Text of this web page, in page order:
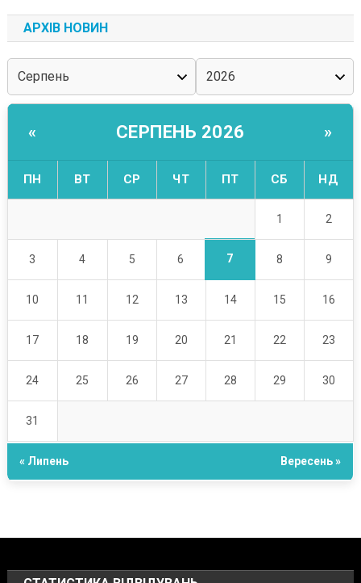
АРХІВ НОВИН
« СЕРПЕНЬ 2026 »
ПН ВТ СР ЧТ ПТ СБ НД
1 2
3 4 5 6 7 8 9
10 11 12 13 14 15 16
17 18 19 20 21 22 23
24 25 26 27 28 29 30
31
« Липень Вересень »